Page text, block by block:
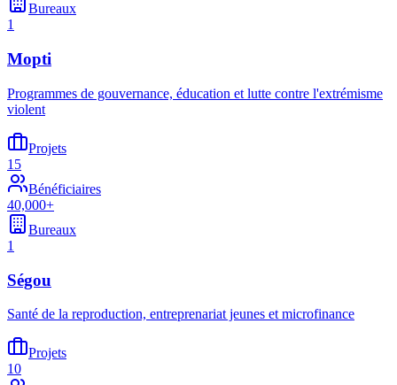
Bureaux
1
Mopti
Programmes de gouvernance, éducation et lutte contre l'extrémisme
violent
Projets
15
Bénéficiaires
40,000+
Bureaux
1
Ségou
Santé de la reproduction, entreprenariat jeunes et microfinance
Projets
10